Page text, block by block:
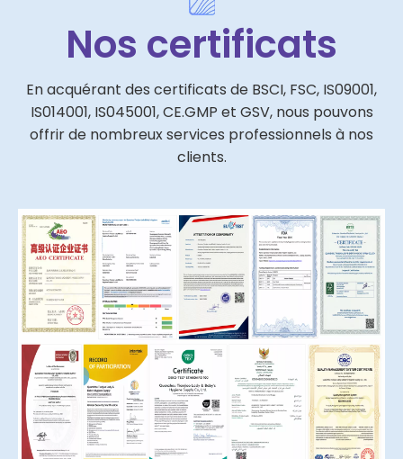
Nos certificats
En acquérant des certificats de BSCI, FSC, IS09001,
IS014001, IS045001, CE.GMP et GSV, nous pouvons
offrir de nombreux services professionnels à nos
clients.